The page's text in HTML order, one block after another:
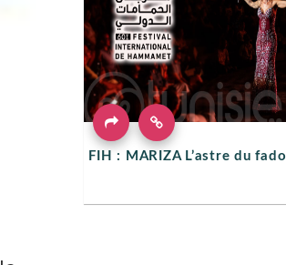
FIH : MARIZA L’astre du fado